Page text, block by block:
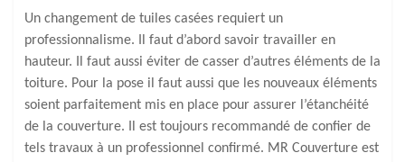
Un changement de tuiles casées requiert un
professionnalisme. Il faut d’abord savoir travailler en
hauteur. Il faut aussi éviter de casser d’autres éléments de la
toiture. Pour la pose il faut aussi que les nouveaux éléments
soient parfaitement mis en place pour assurer l’étanchéité
de la couverture. Il est toujours recommandé de confier de
tels travaux à un professionnel confirmé. MR Couverture est